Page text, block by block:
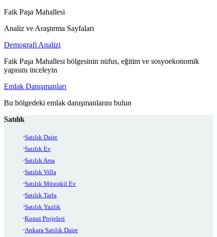
Faik Paşa Mahallesi
Analiz ve Araştırma Sayfaları
Demografi Analizi
Faik Paşa Mahallesi bölgesinin nüfus, eğitim ve sosyoekonomik
yapısını inceleyin
Emlak Danışmanları
Bu bölgedeki emlak danışmanlarını bulun
Satılık
Satılık Daire
Satılık Ev
Satılık Arsa
Satılık Villa
Satılık Müstakil Ev
Satılık Tarla
Satılık Yazlık
Konut Projeleri
Ankara Satılık Daire